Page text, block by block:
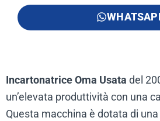
Incartonatrice Oma Usata del
un’elevata produttività con una
Questa macchina è dotata di